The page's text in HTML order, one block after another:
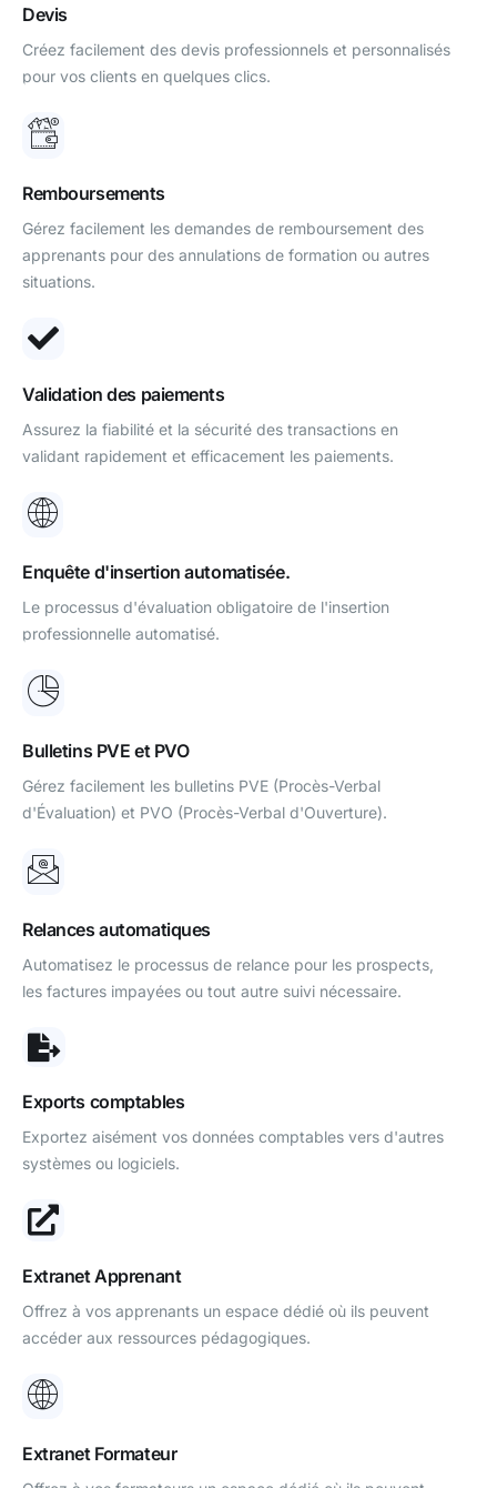
Devis
Créez facilement des devis professionnels et personnalisés
pour vos clients en quelques clics.
Remboursements
Gérez facilement les demandes de remboursement des
apprenants pour des annulations de formation ou autres
situations.
Validation des paiements
Assurez la fiabilité et la sécurité des transactions en
validant rapidement et efficacement les paiements.
Enquête d'insertion automatisée.
Le processus d'évaluation obligatoire de l'insertion
professionnelle automatisé.
Bulletins PVE et PVO
Gérez facilement les bulletins PVE (Procès-Verbal
d'Évaluation) et PVO (Procès-Verbal d'Ouverture).
Relances automatiques
Automatisez le processus de relance pour les prospects,
les factures impayées ou tout autre suivi nécessaire.
Exports comptables
Exportez aisément vos données comptables vers d'autres
systèmes ou logiciels.
Extranet Apprenant
Offrez à vos apprenants un espace dédié où ils peuvent
accéder aux ressources pédagogiques.
Extranet Formateur